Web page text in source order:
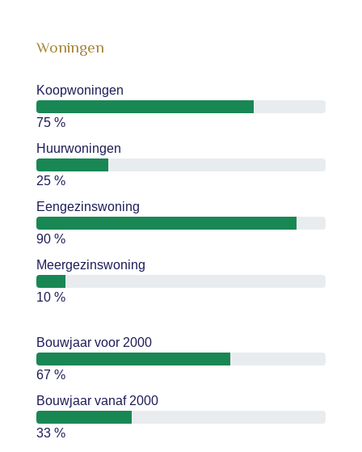
Woningen
Koopwoningen
75 %
Huurwoningen
25 %
Eengezinswoning
90 %
Meergezinswoning
10 %
Bouwjaar voor 2000
67 %
Bouwjaar vanaf 2000
33 %